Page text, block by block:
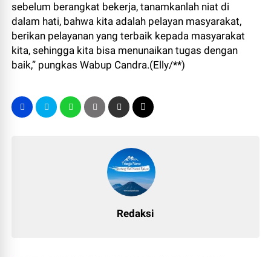
sebelum berangkat bekerja, tanamkanlah niat di
dalam hati, bahwa kita adalah pelayan masyarakat,
berikan pelayanan yang terbaik kepada masyarakat
kita, sehingga kita bisa menunaikan tugas dengan
baik,” pungkas Wabup Candra.(Elly/**)
Redaksi